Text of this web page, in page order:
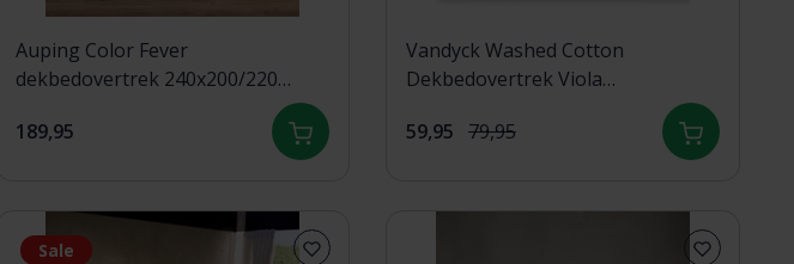
Auping Color Fever
dekbedovertrek 240x200/220
189,95
Vandyck Washed Cotton
Dekbedovertrek Viola
59,95 79,95
Sale